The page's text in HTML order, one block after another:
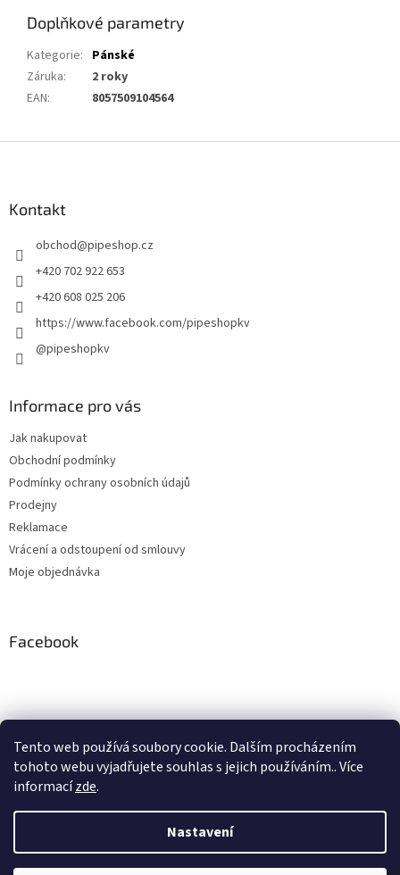
Tento web používá soubory cookie. Dalším procházením
tohoto webu vyjadřujete souhlas s jejich používáním.. Více
informacízde.
Nastavení
Doplňkové parametry
Kategorie: Pánské
Záruka:
2 roky
EAN: 8057509104564
Kontakt
obchod@pipeshop.cz
+420 702 922 653
+420 608 025 206
https://www.facebook.com/pipeshopkv
@pipeshopkv
Informace pro vás
Jak nakupovat
Obchodní podmínky
Podmínky ochrany osobních údajů
Prodejny
Reklamace
Vrácení a odstoupení od smlouvy
Moje objednávka
Facebook
Instagram
Sledovat na Instagramu
Vytvořil Shoptet